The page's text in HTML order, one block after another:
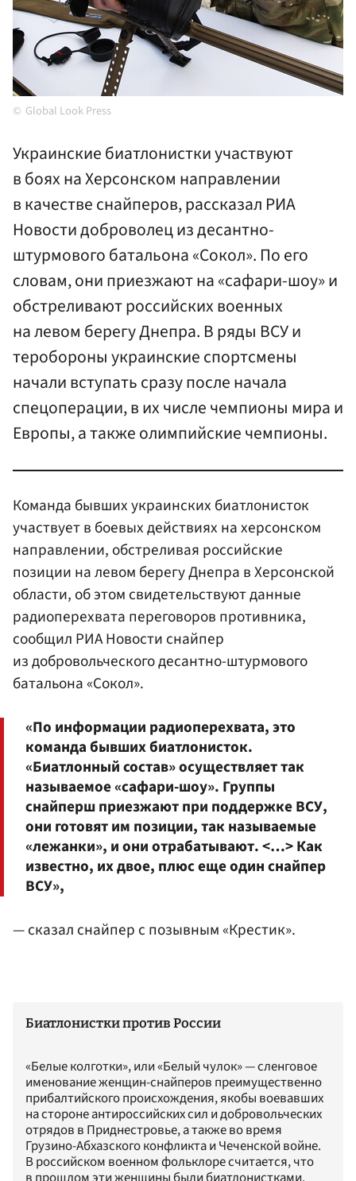
Global Look Press
Украинские биатлонистки участвуют
в боях на Херсонском направлении
в качестве снайперов, рассказал РИА
Новости доброволец из десантно-
штурмового батальона «Сокол». По его
словам, они приезжают на «сафари-шоу» и
обстреливают российских военных
на левом берегу Днепра. В ряды ВСУ и
теробороны украинские спортсмены
начали вступать сразу после начала
спецоперации, в их числе чемпионы мира и
Европы, а также олимпийские чемпионы.
Команда бывших украинских биатлонисток
участвует в боевых действиях на херсонском
направлении, обстреливая российские
позиции на левом берегу Днепра в Херсонской
области, об этом свидетельствуют данные
радиоперехвата переговоров противника,
сообщил РИА Новости снайпер
из добровольческого десантно-штурмового
батальона «Сокол».
«По информации радиоперехвата, это
команда бывших биатлонисток.
«Биатлонный состав» осуществляет так
называемое «сафари-шоу». Группы
снайперш приезжают при поддержке ВСУ,
они готовят им позиции, так называемые
«лежанки», и они отрабатывают. <…> Как
известно, их двое, плюс еще один снайпер
ВСУ»,
— сказал снайпер с позывным «Крестик».
Биатлонистки против России
«Белые колготки», или «Белый чулок» — сленговое
именование женщин-снайперов преимущественно
прибалтийского происхождения, якобы воевавших
на стороне антироссийских сил и добровольческих
отрядов в Приднестровье, а также во время
Грузино-Абхазского конфликта и Чеченской войне.
В российском военном фольклоре считается, что